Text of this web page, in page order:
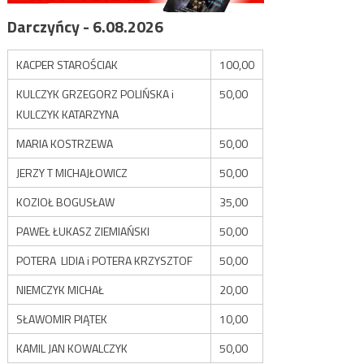
Darczyńcy - 6.08.2026
KACPER STAROŚCIAK
100,00
KULCZYK GRZEGORZ POLIŃSKA i
KULCZYK KATARZYNA
50,00
MARIA KOSTRZEWA
50,00
JERZY T MICHAJŁOWICZ
50,00
KOZIOŁ BOGUSŁAW
35,00
PAWEŁ ŁUKASZ ZIEMIAŃSKI
50,00
POTERA LIDIA i POTERA KRZYSZTOF
50,00
NIEMCZYK MICHAŁ
20,00
SŁAWOMIR PIĄTEK
10,00
KAMIL JAN KOWALCZYK
50,00